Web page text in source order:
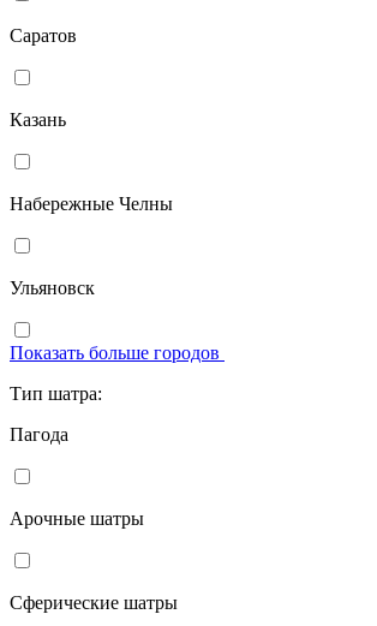
Саратов
Казань
Набережные Челны
Ульяновск
Показать больше городов
Тип шатра:
Пагода
Арочные шатры
Сферические шатры